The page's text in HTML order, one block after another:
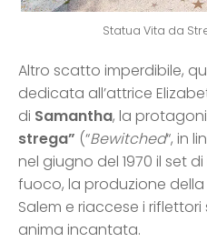
Statua Vita da
Altro scatto imperdibile,
dedicata all’attrice
di Samantha, la
strega” (“Bewitched“, in
nel giugno del 1970 il set
fuoco, la produzione
Salem e riaccese i
anima incantata.